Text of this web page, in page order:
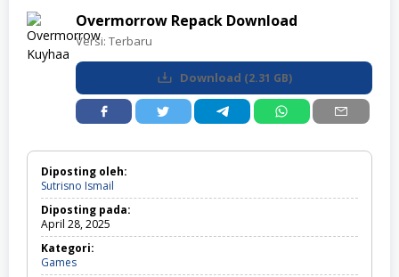
Overmorrow Repack Download
Versi: Terbaru
Download (2.31 GB)
Diposting oleh:
Sutrisno Ismail
Diposting pada:
April 28, 2025
Kategori:
GamesGames